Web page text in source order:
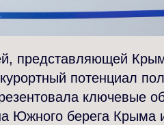
представляющей
потенциал
ключевые
Южного берега Крыма